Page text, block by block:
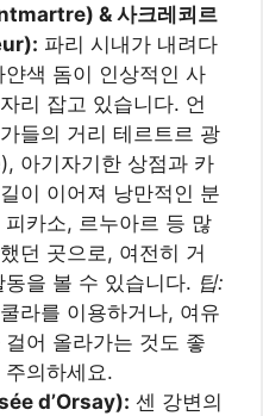
& 사크레쾨르
파리 시내가 내려다
색 돔이 인상적인 사
리 잡고 있습니다. 언
들의 거리 테르트르 광
아기자기한 상점과 카
이 이어져 낭만적인 분
카소, 르누아르 등 많
던 곳으로, 여전히 거
을 볼 수 있습니다. 팁:
라를 이용하거나, 여유
어 올라가는 것도 좋
의하세요.
d’Orsay): 센 강변의